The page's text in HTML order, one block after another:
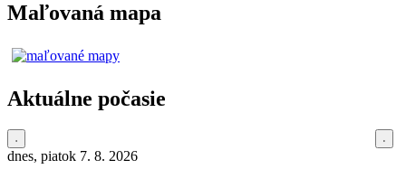
Maľovaná mapa
Aktuálne počasie
dnes, piatok 7. 8. 2026